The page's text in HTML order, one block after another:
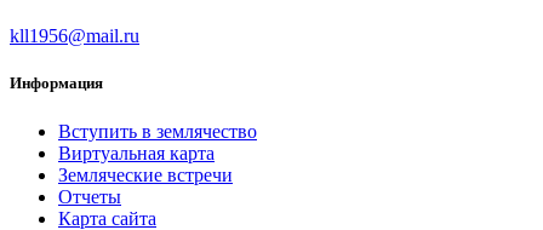
kll1956@mail.ru
Информация
Вступить в землячество
Виртуальная карта
Земляческие встречи
Отчеты
Карта сайта